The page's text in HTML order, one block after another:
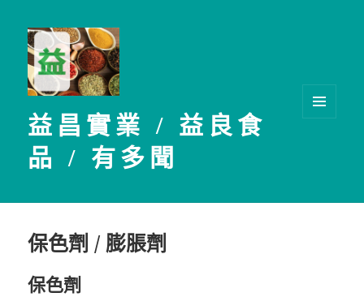
益昌實業 / 益良食
品 / 有多聞
保色劑 / 膨脹劑
保色劑